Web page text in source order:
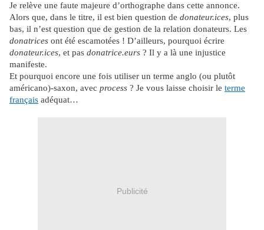
Je relève une faute majeure d’orthographe dans cette annonce.
Alors que, dans le titre, il est bien question de donateur.ices, plus
bas, il n’est question que de gestion de la relation donateurs. Les
donatrices ont été escamotées ! D’ailleurs, pourquoi écrire
donateur.ices, et pas donatrice.eurs ? Il y a là une injustice
manifeste.
Et pourquoi encore une fois utiliser un terme anglo (ou plutôt
américano)-saxon, avec process ? Je vous laisse choisir le terme
français adéquat…
Publicité